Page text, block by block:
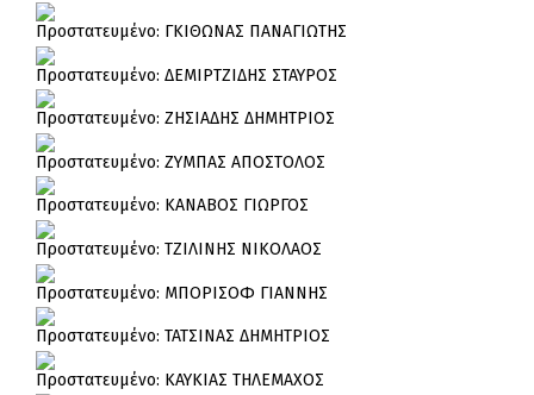
Πρoστατευμένο: ΓΚΙΘΩΝΑΣ ΠΑΝΑΓΙΩΤΗΣ
Πρoστατευμένο: ΔΕΜΙΡΤΖΙΔΗΣ ΣΤΑΥΡΟΣ
Πρoστατευμένο: ΖΗΣΙΑΔΗΣ ΔΗΜΗΤΡΙΟΣ
Πρoστατευμένο: ΖΥΜΠΑΣ ΑΠΟΣΤΟΛΟΣ
Πρoστατευμένο: ΚΑΝΑΒΟΣ ΓΙΩΡΓΟΣ
Πρoστατευμένο: ΤΖΙΛΙΝΗΣ ΝΙΚΟΛΑΟΣ
Πρoστατευμένο: ΜΠΟΡΙΣΟΦ ΓΙΑΝΝΗΣ
Πρoστατευμένο: ΤΑΤΣΙΝΑΣ ΔΗΜΗΤΡΙΟΣ
Πρoστατευμένο: ΚΑΥΚΙΑΣ ΤΗΛΕΜΑΧΟΣ